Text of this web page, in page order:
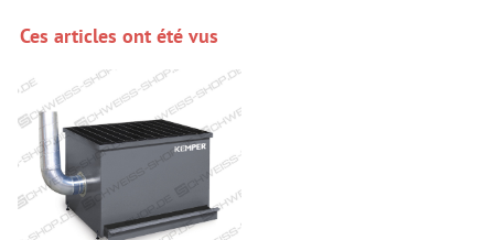
Ces articles ont été vus